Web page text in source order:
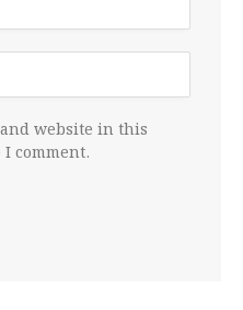
website in this
comment.